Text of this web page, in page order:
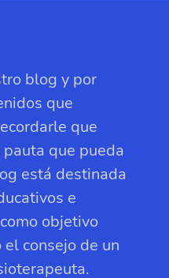
blog y por
que
que
que pueda
está destinada
e
objetivo
consejo de un